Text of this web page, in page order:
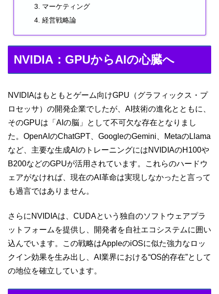
マーケティング
経営戦略論
NVIDIA：GPUからAIの心臓へ
NVIDIAはもともとゲーム向けGPU（グラフィックス・プ
ロセッサ）の開発企業でしたが、AI技術の進化とともに、
そのGPUは「AIの脳」として不可欠な存在となりまし
た。OpenAIのChatGPT、GoogleのGemini、MetaのLlama
など、主要な生成AIのトレーニングにはNVIDIAのH100や
B200などのGPUが活用されています。これらのハードウ
ェアがなければ、現在のAI革命は実現しなかったと言って
も過言ではありません。
さらにNVIDIAは、CUDAという独自のソフトウェアプラ
ットフォームを提供し、開発者を自社エコシステムに囲い
込んでいます。この戦略はAppleのiOSに似た強力なロッ
クイン効果を生み出し、AI業界における“OS的存在”として
の地位を確立しています。